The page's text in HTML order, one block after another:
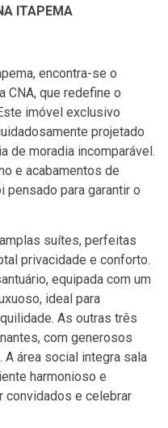
ITAPEMA
encontra-se o
CNA, que redefine o
imóvel exclusivo
projetado
de moradia incomparável.
e acabamentos de
pensado para garantir o
suítes, perfeitas
privacidade e conforto.
equipada com um
ideal para
As outras três
com generosos
área social integra sala
harmonioso e
convidados e celebrar